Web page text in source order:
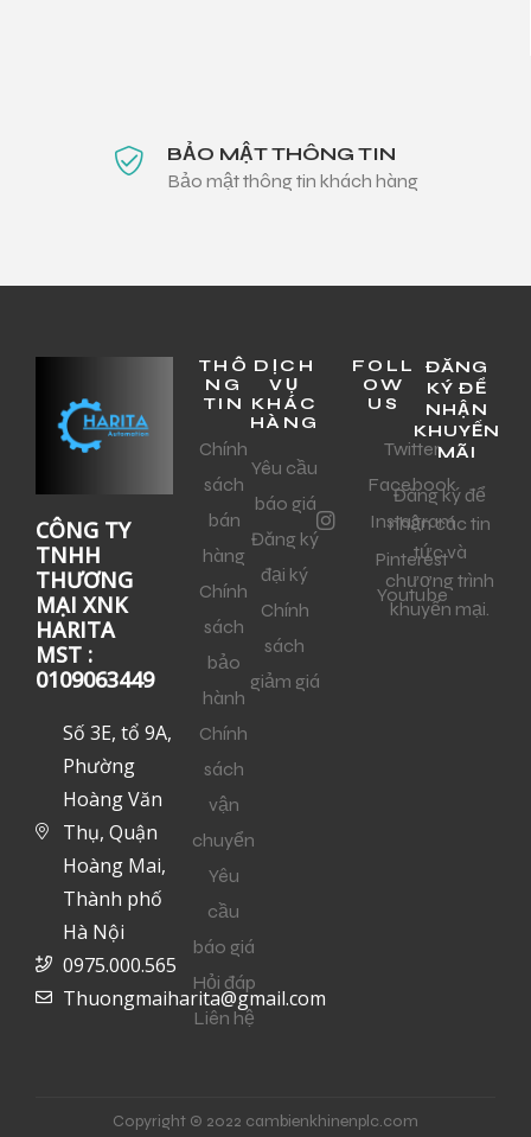
BẢO MẬT THÔNG TIN
Bảo mật thông tin khách hàng
CÔNG TY
TNHH
THƯƠNG
MẠI XNK
HARITA
MST :
0109063449
Số 3E, tổ 9A,
Phường
Hoàng Văn
Thụ, Quận
Hoàng Mai,
Thành phố
Hà Nội
0975.000.565
Thuongmaiharita@gmail.com
THÔ
NG
TIN
Chính
sách
bán
hàng
Chính
sách
bảo
hành
Chính
sách
vận
chuyển
Yêu
cầu
báo giá
Hỏi đáp
Liên hệ
DỊCH
VỤ
KHÁC
HÀNG
Yêu cầu
báo giá
Đăng ký
đại ký
Chính
sách
giảm giá
FOLL
OW
US
Twitter
Facebook
Instagram
Pinterest
Youtube
ĐĂNG
KÝ ĐỂ
NHẬN
KHUYẾN
MÃI
Đăng ký để
nhận các tin
tức và
chương trình
khuyến mại.
Copyright © 2022 cambienkhinenplc.com